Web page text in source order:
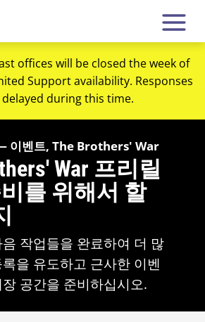
offices will be closed the week of
Support availability. Responses
delayed during this time.
이벤트, The Brothers' War
War 프리릴
를 위해서 할
작업들을 완료하여 더 많
을 유도하고 근사한 이벤
공간을 준비하십시오.